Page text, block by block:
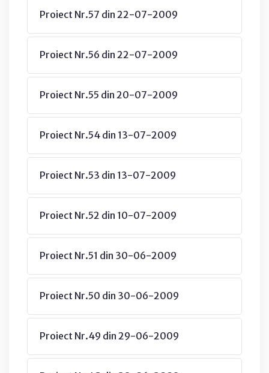
Proiect Nr.57 din 22-07-2009
Proiect Nr.56 din 22-07-2009
Proiect Nr.55 din 20-07-2009
Proiect Nr.54 din 13-07-2009
Proiect Nr.53 din 13-07-2009
Proiect Nr.52 din 10-07-2009
Proiect Nr.51 din 30-06-2009
Proiect Nr.50 din 30-06-2009
Proiect Nr.49 din 29-06-2009